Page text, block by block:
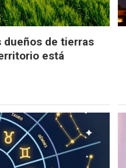
dueños de tierras
está